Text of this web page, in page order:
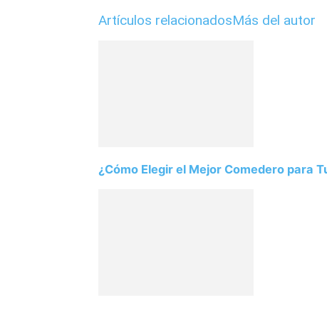
Artículos relacionadosMás del autor
¿Cómo Elegir el Mejor Comedero para